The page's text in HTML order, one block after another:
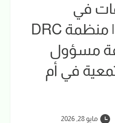
في
السودان 2026 | منظمة DRC
مسؤول
في أم
مايو 28, 2026